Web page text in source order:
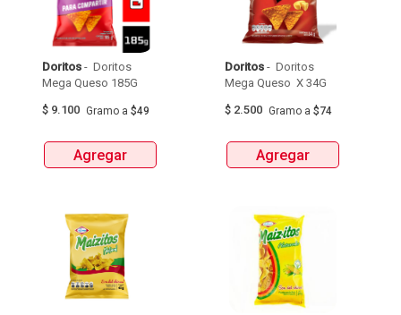
Doritos - Doritos
$ 9.100 Gramo a $49
Agregar
Doritos - Doritos
$ 2.500 Gramo a $74
Agregar